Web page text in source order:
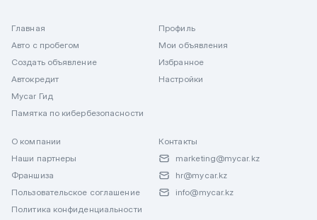
Главная
Авто с пробегом
Создать объявление
Автокредит
Mycar Гид
Памятка по кибербезопасности
Профиль
Мои объявления
Избранное
Настройки
О компании
Наши партнеры
Франшиза
Пользовательское соглашение
Политика конфиденциальности
Контакты
marketing@mycar.kz
hr@mycar.kz
info@mycar.kz